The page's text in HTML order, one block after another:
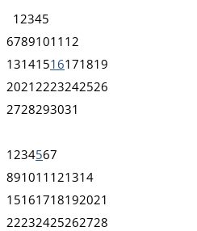
1 2345
67891011 12
13141516171819
2021 2223242526
2728293031
1 234567
891011 121314
15161718192021
22232425262728